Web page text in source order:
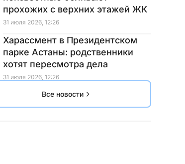
прохожих с верхних этажей ЖК
31 июля 2026, 12:26
Харассмент в Президентском
парке Астаны: родственники
хотят пересмотра дела
31 июля 2026, 12:26
Все новости